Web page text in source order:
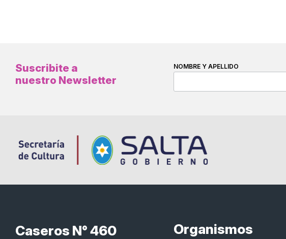
Suscribite a
nuestro Newsletter
NOMBRE Y APELLIDO
Caseros N° 460
Organismos